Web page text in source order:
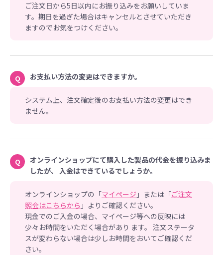
ご注文日から5日以内にお振り込みをお願いしていま
す。期日を過ぎた場合はキャンセルとさせていただき
ますのでお気をつけください。
Q お支払い方法の変更はできますか。
システム上、注文確定後のお支払い方法の変更はでき
ません。
Q
オンラインショップにて購入した製品の代金を振り込みま
したが、 入金はできているでしょうか。
オンラインショップの「マイページ 」または「ご注文
照会はこちらから 」よりご確認ください。
現金でのご入金の場合、マイページ等への反映には
少々お時間をいただく場合があり ます。 注文ステータ
スが変わらない場合は少しお時間をおいてご確認くだ
さい。